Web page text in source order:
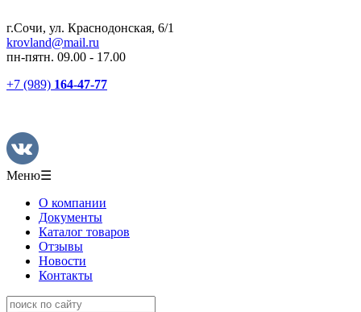
г.Сочи, ул. Краснодонская, 6/1
krovland@mail.ru
пн-пятн. 09.00 - 17.00
+7 (989) 164-47-77
Меню☰
О компании
Документы
Каталог товаров
Отзывы
Новости
Контакты